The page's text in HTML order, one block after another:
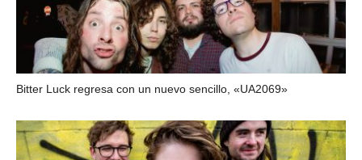
Bitter Luck regresa con un nuevo sencillo, «UA2069»